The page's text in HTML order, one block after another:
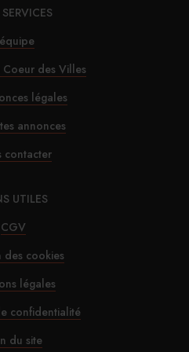
2026
premier hôtel à Paris
2026
Le Grand : Christophe
de la Légion d’honneur
2026
2026
l’offre de Sazerac
2026
Coeur des Villes
légales
annonces
contacter
UTILES
CGV
des cookies
légales
confidentialité
du site